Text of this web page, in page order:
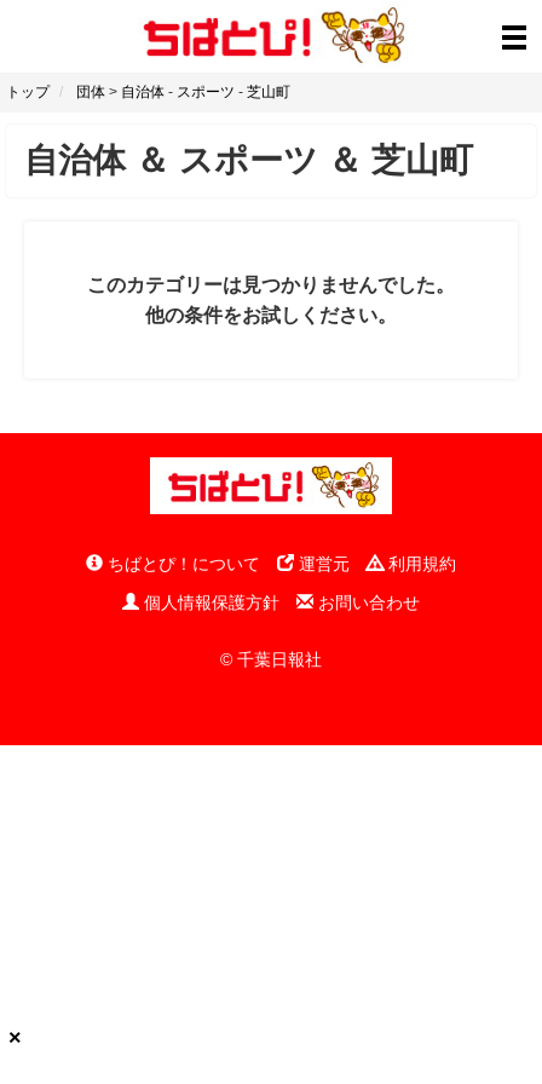
トップ 団体 > 自治体 - スポーツ - 芝山町
自治体＆ スポーツ ＆ 芝山町
このカテゴリーは見つかりませんでした。
他の条件をお試しください。
ちばとぴ！について 運営元
利用規約
個人情報保護方針
お問い合わせ
© 千葉日報社
×